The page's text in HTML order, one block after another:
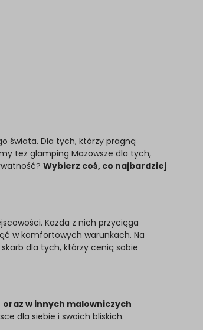
świata. Dla tych, którzy pragną
też glamping Mazowsze dla tych,
Wybierz coś, co najbardziej
Każda z nich przyciąga
w komfortowych warunkach. Na
dla tych, którzy cenią sobie
oraz w innych malowniczych
dla siebie i swoich bliskich.